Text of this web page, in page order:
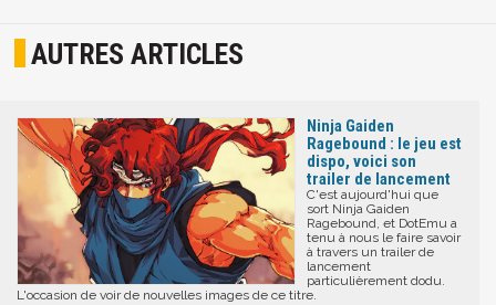
AUTRES ARTICLES
Ninja Gaiden
Ragebound : le jeu est
dispo, voici son
trailer de lancement
C'est aujourd'hui que
sort Ninja Gaiden
Ragebound, et DotEmu a
tenu à nous le faire savoir
à travers un trailer de
lancement
particulièrement dodu.
L'occasion de voir de nouvelles images de ce titre.